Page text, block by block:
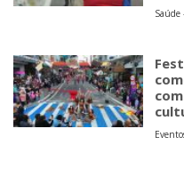
Saúde